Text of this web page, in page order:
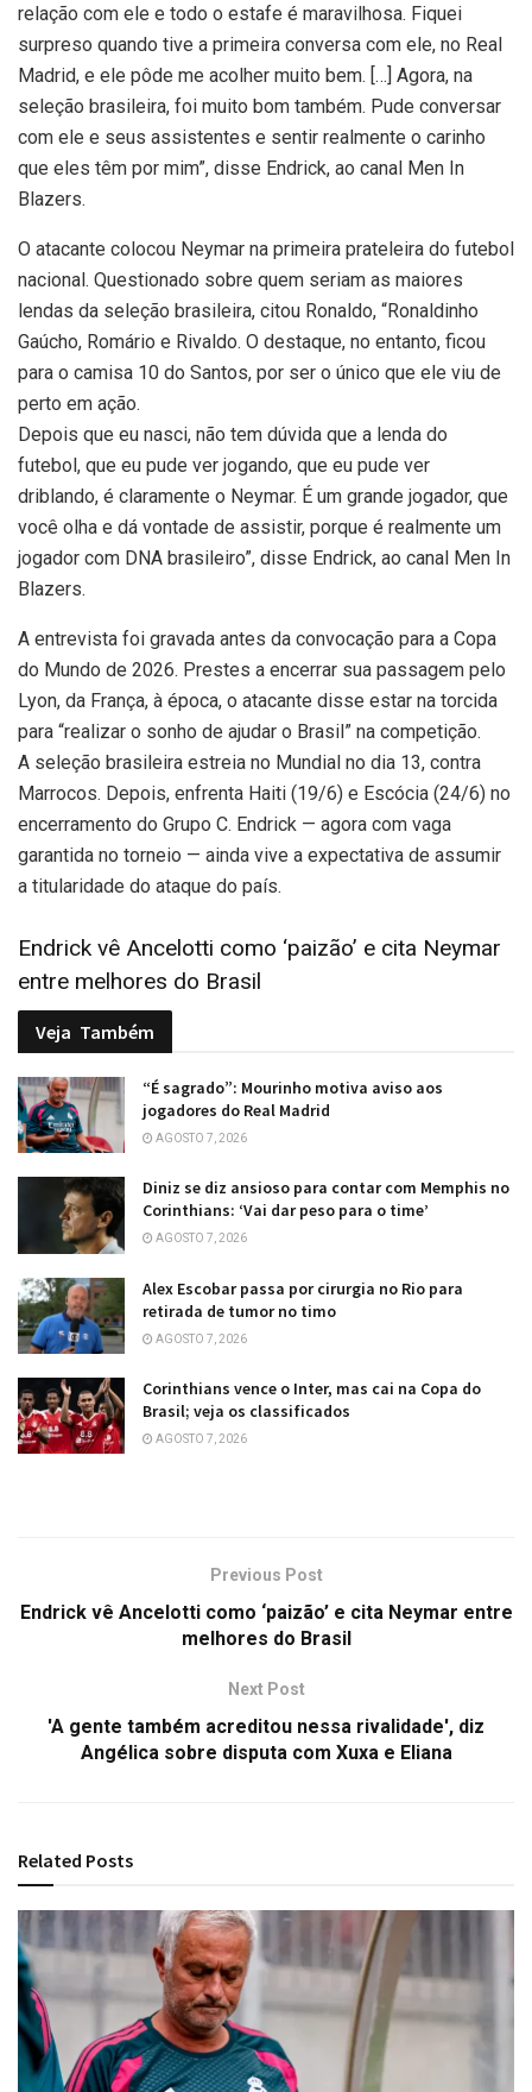
relação com ele e todo o estafe é maravilhosa. Fiquei
surpreso quando tive a primeira conversa com ele, no Real
Madrid, e ele pôde me acolher muito bem. […] Agora, na
seleção brasileira, foi muito bom também. Pude conversar
com ele e seus assistentes e sentir realmente o carinho
que eles têm por mim”, disse Endrick, ao canal Men In
Blazers.
O atacante colocou Neymar na primeira prateleira do futebol
nacional. Questionado sobre quem seriam as maiores
lendas da seleção brasileira, citou Ronaldo, “Ronaldinho
Gaúcho, Romário e Rivaldo. O destaque, no entanto, ficou
para o camisa 10 do Santos, por ser o único que ele viu de
perto em ação.
Depois que eu nasci, não tem dúvida que a lenda do
futebol, que eu pude ver jogando, que eu pude ver
driblando, é claramente o Neymar. É um grande jogador, que
você olha e dá vontade de assistir, porque é realmente um
jogador com DNA brasileiro”, disse Endrick, ao canal Men In
Blazers.
A entrevista foi gravada antes da convocação para a Copa
do Mundo de 2026. Prestes a encerrar sua passagem pelo
Lyon, da França, à época, o atacante disse estar na torcida
para “realizar o sonho de ajudar o Brasil” na competição.
A seleção brasileira estreia no Mundial no dia 13, contra
Marrocos. Depois, enfrenta Haiti (19/6) e Escócia (24/6) no
encerramento do Grupo C. Endrick — agora com vaga
garantida no torneio — ainda vive a expectativa de assumir
a titularidade do ataque do país.
Endrick vê Ancelotti como ‘paizão’ e cita Neymar
entre melhores do Brasil
Veja Também
“É sagrado”: Mourinho motiva aviso aos
jogadores do Real Madrid
AGOSTO 7, 2026
Diniz se diz ansioso para contar com Memphis no
Corinthians: ‘Vai dar peso para o time’
AGOSTO 7, 2026
Alex Escobar passa por cirurgia no Rio para
retirada de tumor no timo
AGOSTO 7, 2026
Corinthians vence o Inter, mas cai na Copa do
Brasil; veja os classificados
AGOSTO 7, 2026
Previous Post
Endrick vê Ancelotti como ‘paizão’ e cita Neymar entre
melhores do Brasil
Next Post
'A gente também acreditou nessa rivalidade', diz
Angélica sobre disputa com Xuxa e Eliana
Related Posts